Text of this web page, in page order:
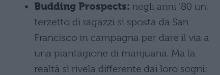
Budding Prospects: negli anni '80 un
terzetto di ragazzi si sposta da San
Francisco in campagna per dare il via a
una piantagione di marijuana. Ma la
realtà si rivela differente dai loro sogni: